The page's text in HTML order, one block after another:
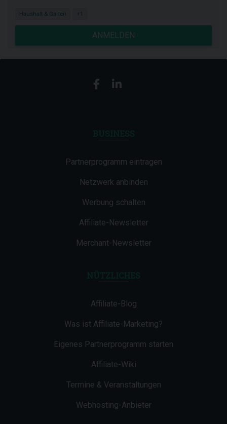
Haushalt & Garten +1
ANMELDEN
Partnerprogramm eintragen
Netzwerk anbinden
Werbung schalten
Affiliate-Newsletter
Merchant-Newsletter
Affiliate-Blog
Was ist Affiliate-Marketing?
Eigenes Partnerprogramm starten
Affiliate-Wiki
Termine & Veranstaltungen
Webhosting-Anbieter